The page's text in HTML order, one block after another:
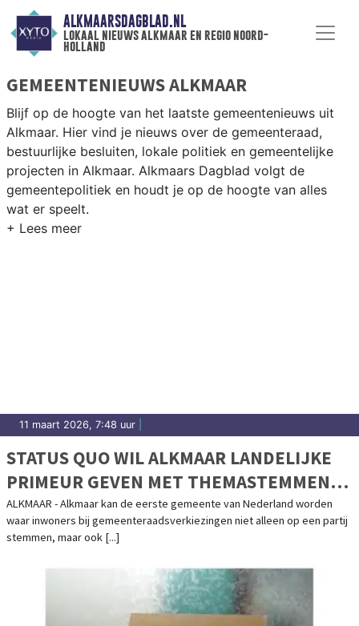
ALKMAARSDAGBLAD.NL
lokaal nieuws alkmaar en regio noord-
holland
GEMEENTENIEUWS ALKMAAR
Blijf op de hoogte van het laatste gemeentenieuws uit
Alkmaar. Hier vind je nieuws over de gemeenteraad,
bestuurlijke besluiten, lokale politiek en gemeentelijke
projecten in Alkmaar. Alkmaars Dagblad volgt de
gemeentepolitiek en houdt je op de hoogte van alles
wat er speelt.
11 maart 2026, 7:48 uur
STATUS QUO WIL ALKMAAR LANDELIJKE
PRIMEUR GEVEN MET THEMASTEMMEN
BIJ VERKIEZINGEN
ALKMAAR - Alkmaar kan de eerste gemeente van Nederland worden
waar inwoners bij gemeenteraadsverkiezingen niet alleen op een partij
stemmen, maar ook [...]